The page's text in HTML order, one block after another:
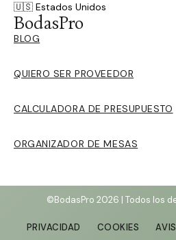
🇺🇸 Estados Unidos
BodasPro
BLOG
QUIERO SER PROVEEDOR
CALCULADORA DE PRESUPUESTO
ORGANIZADOR DE MESAS
©BodasPro 2026 | Todos los
PRIVACIDAD COOKIES